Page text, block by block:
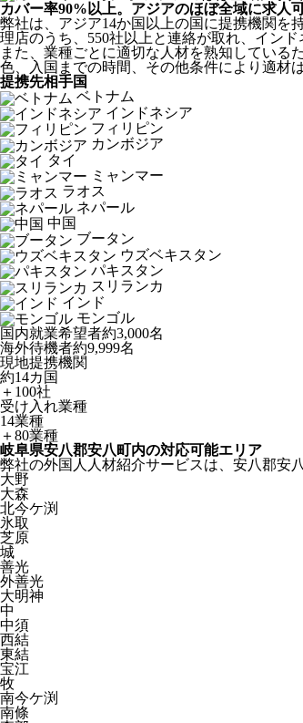
カバー率90%以上。アジアのほぼ全域に求人
弊社は、 アジア14か国以上の国に提携機関を
理店のうち、550社以上と連絡が取れ、イン
また、業種ごとに適切な人材を熟知している
色、入国までの時間、その他条件により適材
提携先相手国
ベトナム
インドネシア
フィリピン
カンボジア
タイ
ミャンマー
ラオス
ネパール
中国
ブータン
ウズベキスタン
パキスタン
スリランカ
インド
モンゴル
国内就業希望者約3,000名
海外待機者約9,999名
現地提携機関
約14カ国
＋100社
受け入れ業種
14業種
＋80業種
岐阜県安八郡安八町内の対応可能エリア
弊社の外国人人材紹介サービスは、安八郡安
大野
大森
北今ケ渕
氷取
芝原
城
善光
外善光
大明神
中
中須
西結
東結
宝江
牧
南今ケ渕
南條